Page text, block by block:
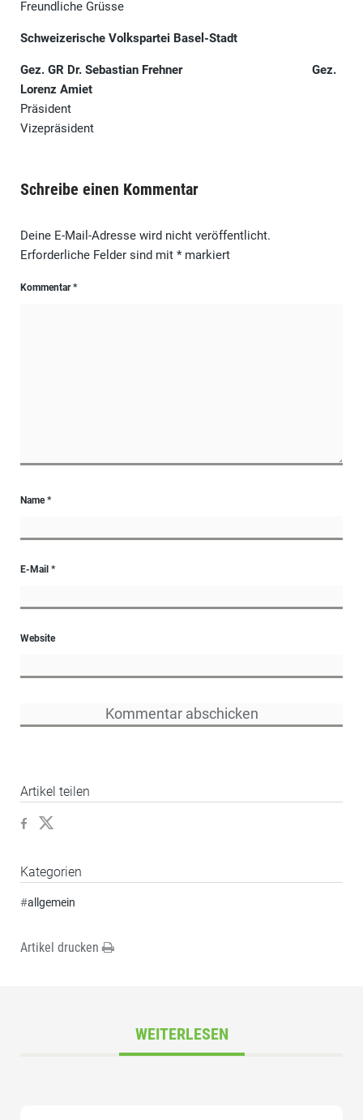
Freundliche Grüsse
Schweizerische Volkspartei Basel-Stadt
Gez. GR Dr. Sebastian Frehner
Gez.
Lorenz Amiet
Präsident
Vizepräsident
Schreibe einen Kommentar
Deine E-Mail-Adresse wird nicht veröffentlicht.
Erforderliche Felder sind mit *markiert
Kommentar*
Name*
E-Mail *
Website
Artikel teilen
Kategorien
#allgemein
Artikel drucken
WEITERLESEN